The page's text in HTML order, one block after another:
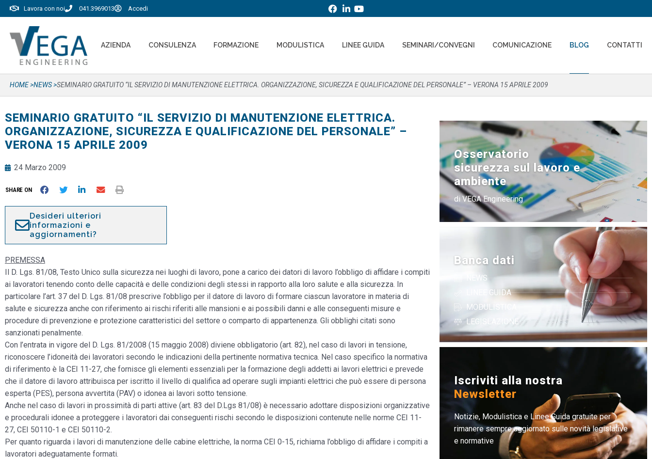
Lavora con noi 041.3969013 Accedi
AZIENDA CONSULENZA FORMAZIONE MODULISTICA LINEE GUIDA SEMINARI/CONVEGNI COMUNICAZIONE BLOG CONTATTI
HOME >NEWS >SEMINARIO GRATUITO “IL SERVIZIO DI MANUTENZIONE ELETTRICA. ORGANIZZAZIONE, SICUREZZA E QUALIFICAZIONE DEL PERSONALE” – VERONA 15 APRILE 2009
SEMINARIO GRATUITO “IL SERVIZIO DI MANUTENZIONE ELETTRICA.
ORGANIZZAZIONE, SICUREZZA E QUALIFICAZIONE DEL PERSONALE” –
VERONA 15 APRILE 2009
24 Marzo 2009
SHARE ON
Desideri ulteriori
informazioni e
aggiornamenti?
PREMESSA
Il D. Lgs. 81/08, Testo Unico sulla sicurezza nei luoghi di lavoro, pone a carico dei datori di lavoro l’obbligo di affidare i compiti
ai lavoratori tenendo conto delle capacità e delle condizioni degli stessi in rapporto alla loro salute e alla sicurezza. In
particolare l’art. 37 del D. Lgs. 81/08 prescrive l’obbligo per il datore di lavoro di formare ciascun lavoratore in materia di
salute e sicurezza anche con riferimento ai rischi riferiti alle mansioni e ai possibili danni e alle conseguenti misure e
procedure di prevenzione e protezione caratteristici del settore o comparto di appartenenza. Gli obblighi citati sono
sanzionati penalmente.
Con l’entrata in vigore del D. Lgs. 81/2008 (15 maggio 2008) diviene obbligatorio (art. 82), nel caso di lavori in tensione,
riconoscere l’idoneità dei lavoratori secondo le indicazioni della pertinente normativa tecnica. Nel caso specifico la normativa
di riferimento è la CEI 11-27, che fornisce gli elementi essenziali per la formazione degli addetti ai lavori elettrici e prevede
che il datore di lavoro attribuisca per iscritto il livello di qualifica ad operare sugli impianti elettrici che può essere di persona
esperta (PES), persona avvertita (PAV) o idonea ai lavori sotto tensione.
Anche nel caso di lavori in prossimità di parti attive (art. 83 del D.Lgs 81/08) è necessario adottare disposizioni organizzative
e procedurali idonee a proteggere i lavoratori dai conseguenti rischi secondo le disposizioni contenute nelle norme CEI 11-
27, CEI 50110-1 e CEI 50110-2.
Per quanto riguarda i lavori di manutenzione delle cabine elettriche, la norma CEI 0-15, richiama l’obbligo di affidare i compiti a
lavoratori adeguatamente formati.
Banca dati
NEWS
LINEE GUIDA
MODULISTICA
LEGISLAZIONE
Osservatorio
sicurezza sul lavoro e
ambiente
di VEGA Engineering
Iscriviti alla nostra
Newsletter
Notizie, Modulistica e Linee Guida gratuite per
rimanere sempre aggiornato sulle novità legislative
e normative